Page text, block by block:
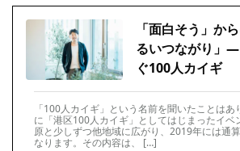
「面白そう」か
るいつながり」
ぐ100人カイギ
「100人カイギ」という名前を聞いたことは
に「港区100人カイギ」としてはじまったイベ
原と少しずつ他地域に広がり、2019年には通
なります。その内容は、 […]